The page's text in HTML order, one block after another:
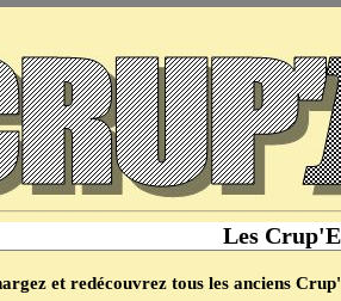
Les
et redécouvrez tous les anciens